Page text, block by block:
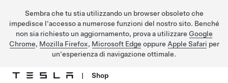
Sembra che tu stia utilizzando un browser obsoleto che
impedisce l'accesso a numerose funzioni del nostro sito. Benché
non sia richiesto un aggiornamento, prova a utilizzare Google
Chrome, Mozilla Firefox, Microsoft Edge oppure Apple Safari per
un'esperienza di navigazione ottimale.
| Shop